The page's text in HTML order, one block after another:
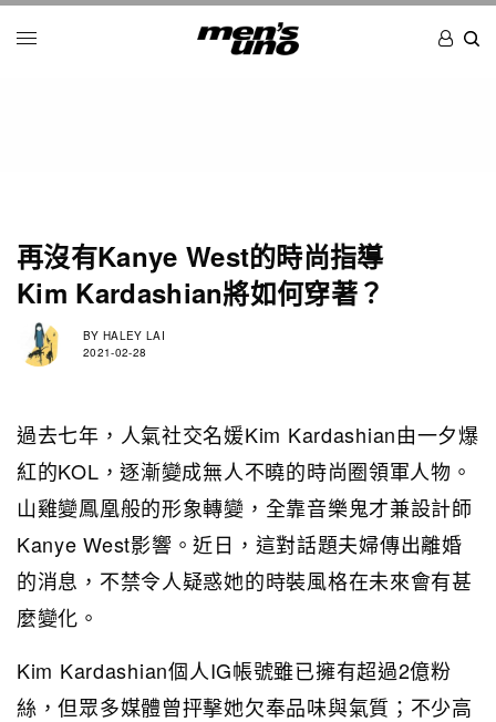
再沒有Kanye West的時尚指導
Kim Kardashian將如何穿著？
BY HALEY LAI
2021-02-28
過去七年，人氣社交名媛Kim Kardashian由一夕爆
紅的KOL，逐漸變成無人不曉的時尚圈領軍人物。
山雞變鳳凰般的形象轉變，全靠音樂鬼才兼設計師
Kanye West影響。近日，這對話題夫婦傳出離婚
的消息，不禁令人疑惑她的時裝風格在未來會有甚
麼變化。
Kim Kardashian個人IG帳號雖已擁有超過2億粉
絲，但眾多媒體曾抨擊她欠奉品味與氣質；不少高